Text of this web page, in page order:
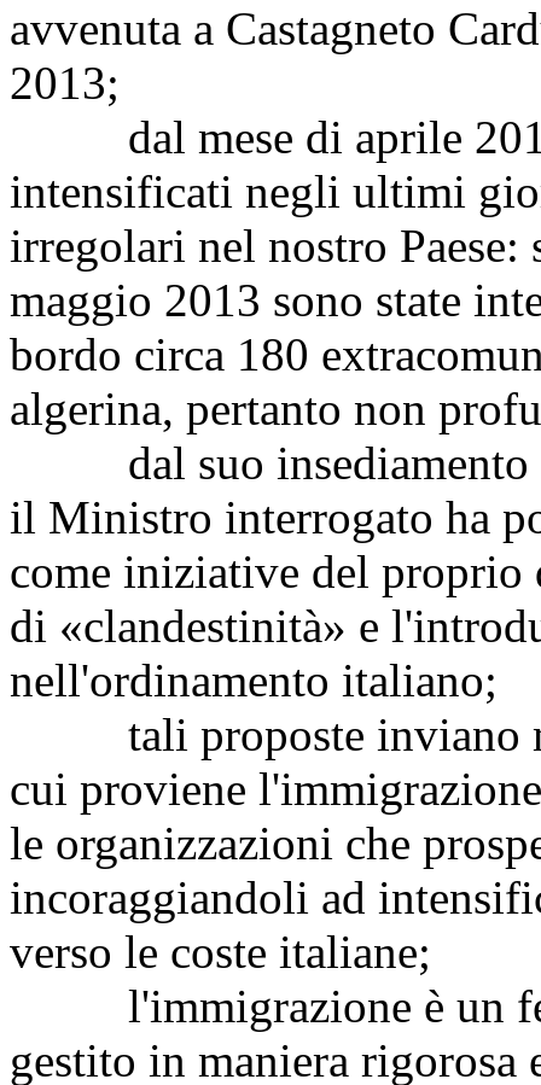
avvenuta a Castagneto
2013;
dal mese di aprile
intensificati negli ultimi
irregolari nel nostro
maggio 2013 sono state
bordo circa 180
algerina, pertanto non
dal suo insediamento
il Ministro interrogato ha
come iniziative del proprio
di «clandestinità» e
nell'ordinamento italiano;
tali proposte inviano
cui proviene
le organizzazioni che
incoraggiandoli ad
verso le coste italiane;
l'immigrazione è un
gestito in maniera rigorosa